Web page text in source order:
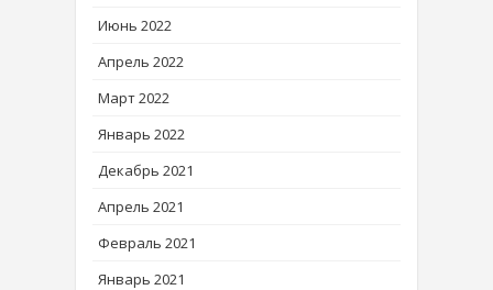
Июнь 2022
Апрель 2022
Март 2022
Январь 2022
Декабрь 2021
Апрель 2021
Февраль 2021
Январь 2021